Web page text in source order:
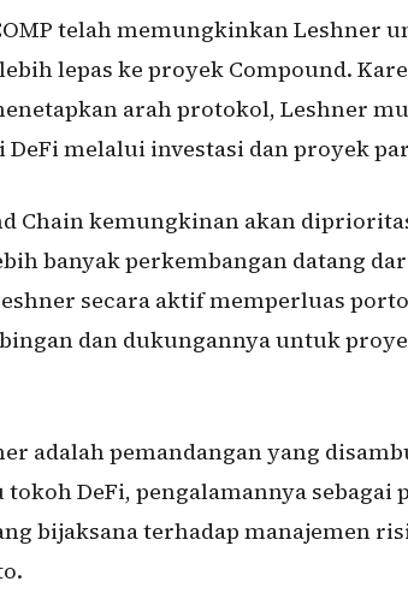
telah memungkinkan Leshner
lepas ke proyek Compound.
arah protokol, Leshner
melalui investasi dan proyek
Chain kemungkinan akan
banyak perkembangan datang
secara aktif memperluas
dan dukungannya untuk
adalah pemandangan yang
tokoh DeFi, pengalamannya sebagai
bijaksana terhadap manajemen